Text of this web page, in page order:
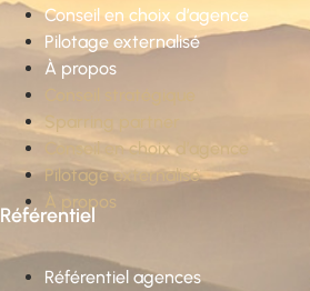
Conseil en choix d’agence
Pilotage externalisé
À propos
Conseil stratégique
Sparring partner
Conseil en choix d’agence
Pilotage externalisé
À propos
Référentiel
Référentiel agences